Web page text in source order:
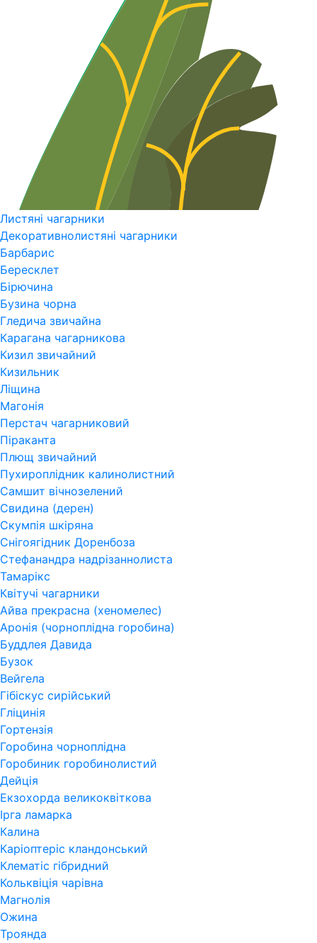
Листяні чагарники
Декоративнолистяні чагарники
Барбарис
Бересклет
Бірючина
Бузина чорна
Гледича звичайна
Карагана чагарникова
Кизил звичайний
Кизильник
Ліщина
Магонія
Перстач чагарниковий
Піраканта
Плющ звичайний
Пухироплідник калинолистний
Самшит вічнозелений
Свидина (дерен)
Скумпія шкіряна
Снігоягідник Доренбоза
Стефанандра надрізаннолиста
Тамарікс
Квітучі чагарники
Айва прекрасна (хеномелес)
Аронія (чорноплідна горобина)
Буддлея Давида
Бузок
Вейгела
Гібіскус сирійський
Гліцинія
Гортензія
Горобина чорноплідна
Горобиник горобинолистий
Дейція
Екзохорда великоквіткова
Ірга ламарка
Калина
Каріоптеріс кландонський
Клематіс гібридний
Кольквіція чарівна
Магнолія
Ожина
Троянда